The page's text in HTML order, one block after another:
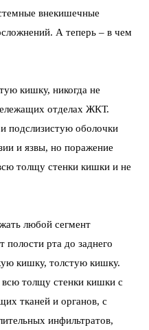
внекишечные
А теперь – в чем
кишку, никогда не
отделах ЖКТ.
подслизистую оболочки
и язвы, но поражение
толщу стенки кишки и не
любой сегмент
полости рта до заднего
кишку, толстую кишку.
всю толщу стенки кишки с
тканей и органов, с
инфильтратов,